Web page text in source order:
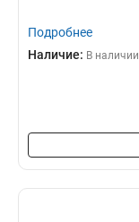
Подробнее
Наличие: В наличии